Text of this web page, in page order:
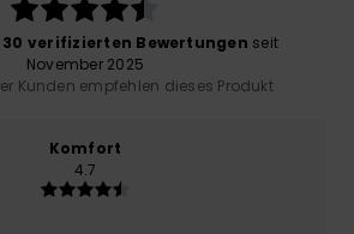
30 verifizierten Bewertungen seit
November 2025
Kunden empfehlen dieses Produkt
Komfort
4.7